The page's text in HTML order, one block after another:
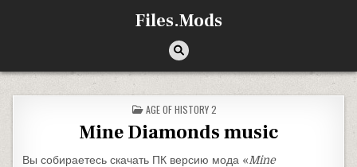
Files.Mods
ОПУБЛИКОВАНО В
AGE OF HISTORY 2
Mine Diamonds music
Вы собираетесь скачать ПК версию мода «Mine